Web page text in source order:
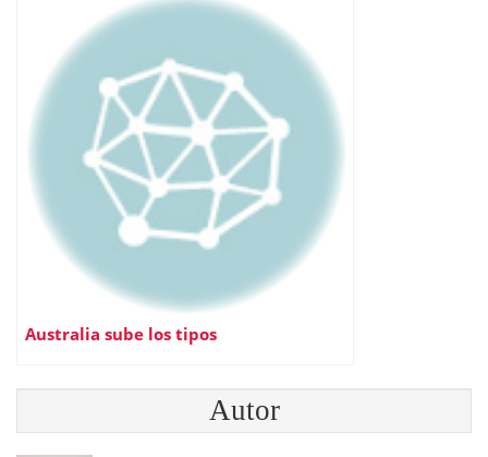
Australia sube los tipos
Autor